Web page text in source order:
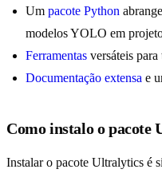
Um pacote Python
modelos YOLO em
Ferramentas versáteis
Documentação extensa e
Como instalo o pacote
Instalar o pacote Ultralytics é